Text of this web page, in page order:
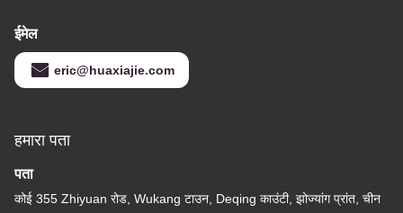
ईमेल
eric@huaxiajie.com
हमारा पता
पता
कोई 355 Zhiyuan रोड, Wukang टाउन, Deqing काउंटी, झोज्यांग प्रांत, चीन